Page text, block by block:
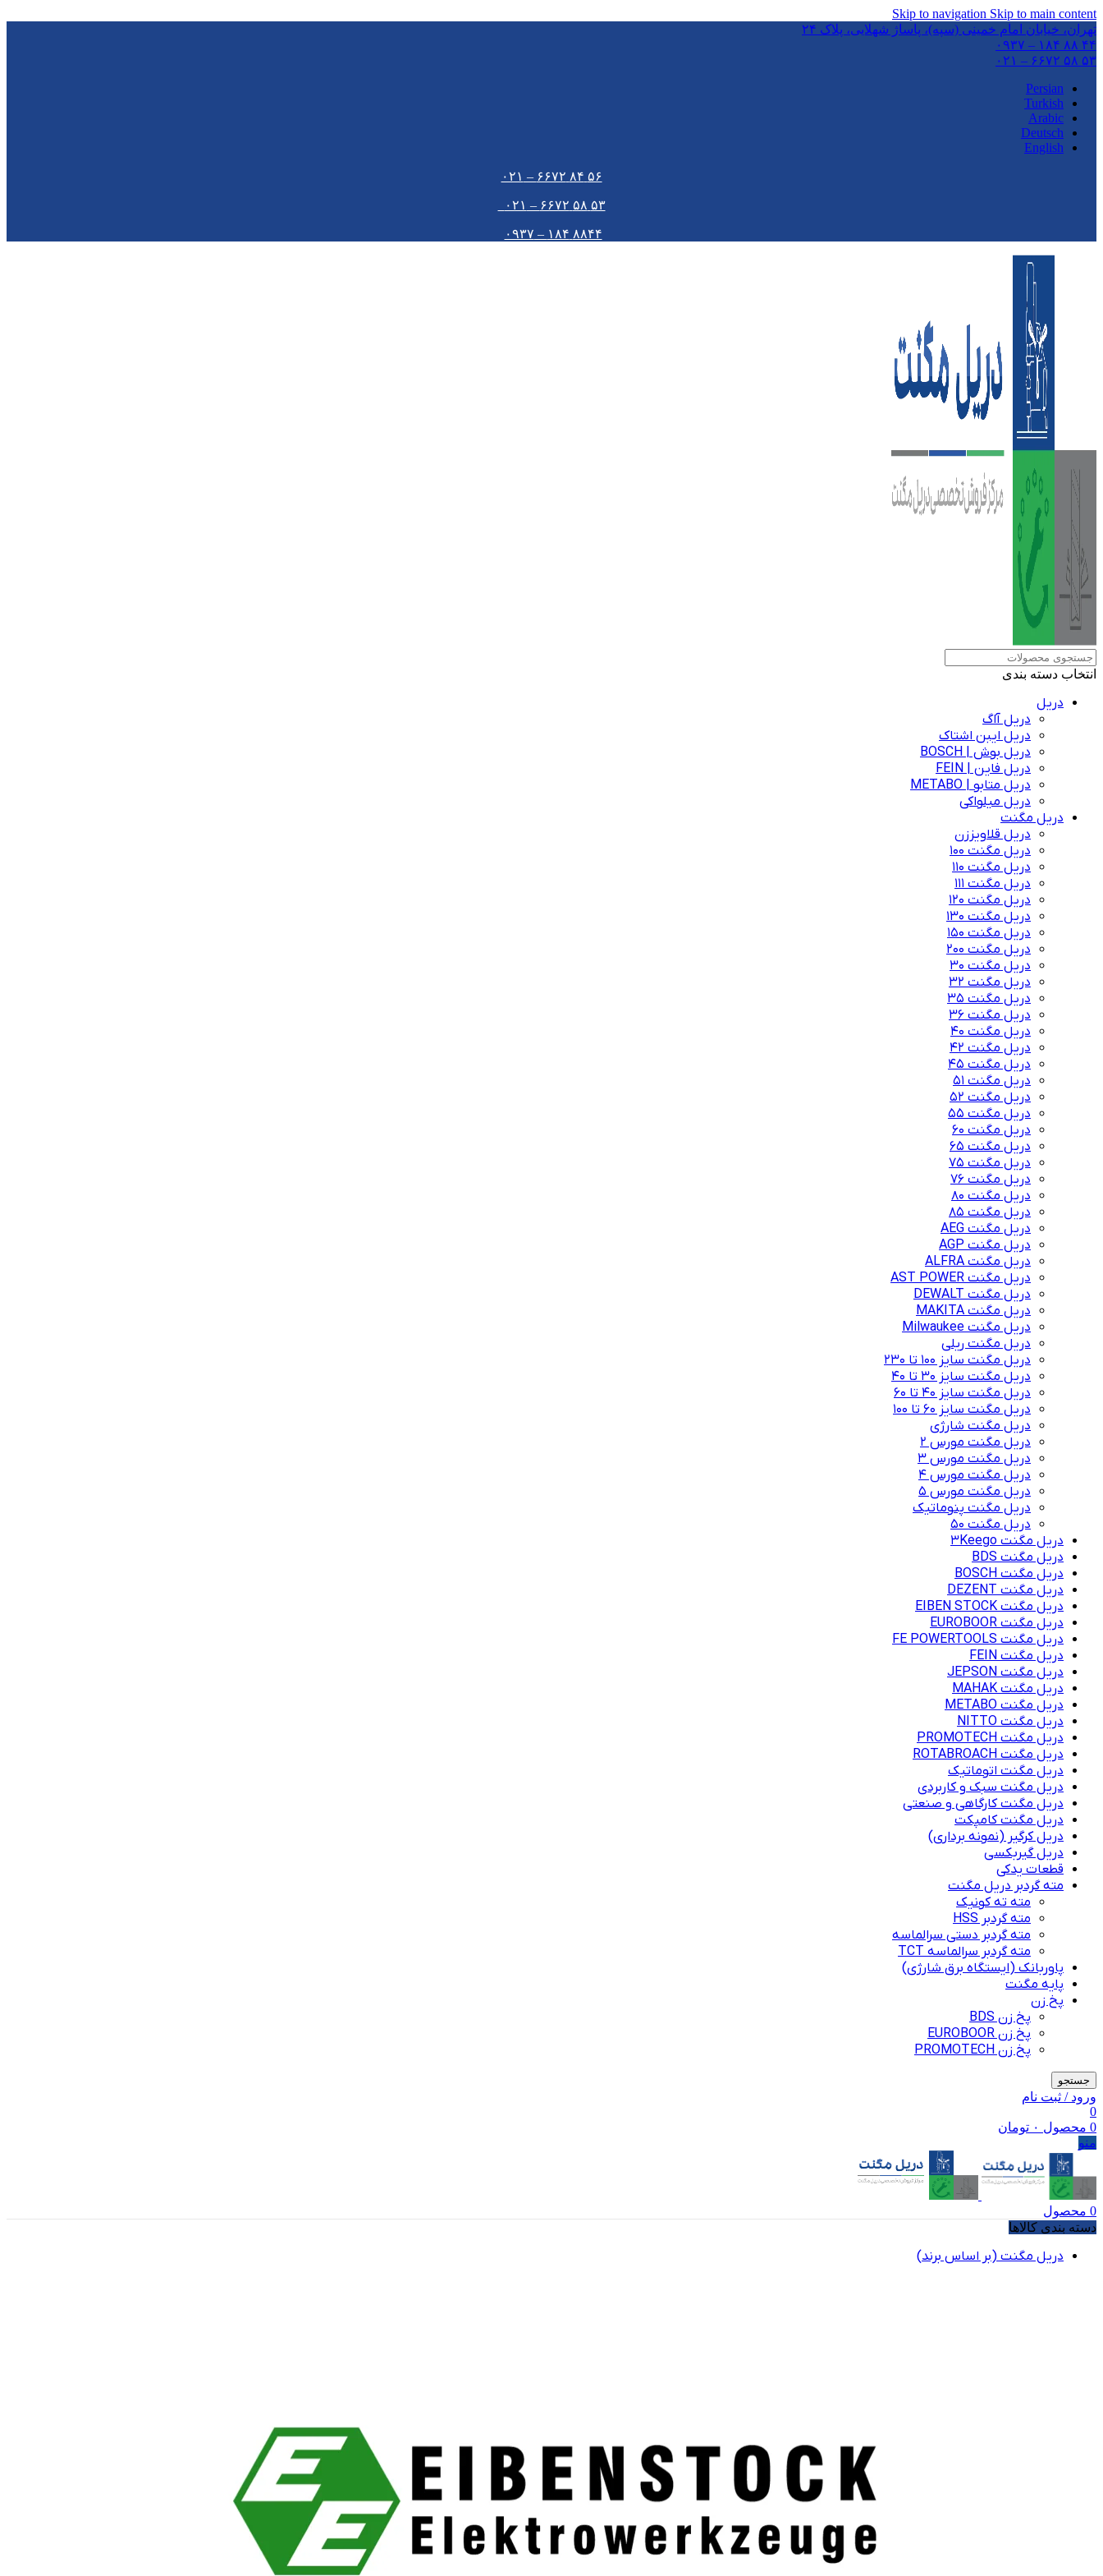
Skip to navigation Skip to main content
تهران،‌ خیابان امام خمینی (سپه)، پاساژ شهلایی، پلاک ۲۴
۴۴ ۸۸ ۱۸۴ – ۰۹۳۷
۵۳ ۵۸ ۶۶۷۲ – ۰۲۱
Persian
Turkish
Arabic
Deutsch
English
۵۶ ۸۴ ۶۶۷۲ – ۰۲۱
۵۳ ۵۸ ۶۶۷۲ – ۰۲۱
۸۸۴۴ ۱۸۴ – ۰۹۳۷
انتخاب دسته بندی
دریل
دریل آاگ
دریل ایبن اشتاک
دریل بوش | BOSCH
دریل فاین | FEIN
دریل متابو | METABO
دریل میلواکی
دریل مگنت
دریل قلاویززن
دریل مگنت 100
دریل مگنت 110
دریل مگنت 111
دریل مگنت 120
دریل مگنت 130
دریل مگنت 150
دریل مگنت 200
دریل مگنت 30
دریل مگنت 32
دریل مگنت 35
دریل مگنت 36
دریل مگنت 40
دریل مگنت 42
دریل مگنت 45
دریل مگنت 51
دریل مگنت 52
دریل مگنت 55
دریل مگنت 60
دریل مگنت 65
دریل مگنت 75
دریل مگنت 76
دریل مگنت 80
دریل مگنت 85
دریل مگنت AEG
دریل مگنت AGP
دریل مگنت ALFRA
دریل مگنت AST POWER
دریل مگنت DEWALT
دریل مگنت MAKITA
دریل مگنت Milwaukee
دریل مگنت ریلی
دریل مگنت سایز 100 تا 230
دریل مگنت سایز 30 تا 40
دریل مگنت سایز 40 تا 60
دریل مگنت سایز 60 تا 100
دریل مگنت شارژی
دریل مگنت مورس 2
دریل مگنت مورس 3
دریل مگنت مورس 4
دریل مگنت مورس 5
دریل مگنت پنوماتیک
دریل مگنت ۵۰
دریل مگنت 3Keego
دریل مگنت BDS
دریل مگنت BOSCH
دریل مگنت DEZENT
دریل مگنت EIBEN STOCK
دریل مگنت EUROBOOR
دریل مگنت FE POWERTOOLS
دریل مگنت FEIN
دریل مگنت JEPSON
دریل مگنت MAHAK
دریل مگنت METABO
دریل مگنت NITTO
دریل مگنت PROMOTECH
دریل مگنت ROTABROACH
دریل مگنت اتوماتیک
دریل مگنت سبک و کاربردی
دریل مگنت کارگاهی و صنعتی
دریل مگنت کامپکت
دریل کرگیر (نمونه برداری)
دریل گیربکسی
قطعات یدکی
مته گردبر دریل مگنت
مته ته کونیک
مته گردبر HSS
مته گردبر دستی سرالماسه
مته گردبر سرالماسه TCT
پاوربانک (ایستگاه برق شارژی)
پایه مگنت
پخ زن
پخ زن BDS
پخ زن EUROBOOR
پخ زن PROMOTECH
جستجو
ورود / ثبت نام
0
0 محصول ۰ تومان
منو
0 محصول
دسته بندی کالاها
دریل مگنت (بر اساس برند)